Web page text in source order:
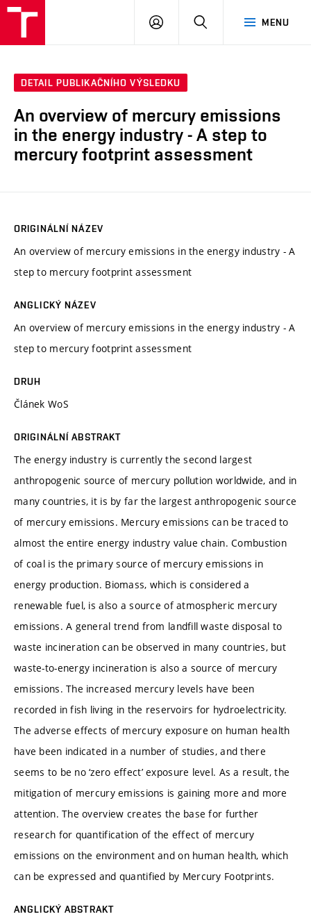
MENU
PŘIHLÁSIT
DETAIL PUBLIKAČNÍHO VÝSLEDKU
An overview of mercury emissions
in the energy industry - A step to
mercury footprint assessment
ORIGINÁLNÍ NÁZEV
An overview of mercury emissions in the energy industry - A
step to mercury footprint assessment
ANGLICKÝ NÁZEV
An overview of mercury emissions in the energy industry - A
step to mercury footprint assessment
DRUH
Článek WoS
ORIGINÁLNÍ ABSTRAKT
The energy industry is currently the second largest
anthropogenic source of mercury pollution worldwide, and in
many countries, it is by far the largest anthropogenic source
of mercury emissions. Mercury emissions can be traced to
almost the entire energy industry value chain. Combustion
of coal is the primary source of mercury emissions in
energy production. Biomass, which is considered a
renewable fuel, is also a source of atmospheric mercury
emissions. A general trend from landfill waste disposal to
waste incineration can be observed in many countries, but
waste-to-energy incineration is also a source of mercury
emissions. The increased mercury levels have been
recorded in fish living in the reservoirs for hydroelectricity.
The adverse effects of mercury exposure on human health
have been indicated in a number of studies, and there
seems to be no ‘zero effect’ exposure level. As a result, the
mitigation of mercury emissions is gaining more and more
attention. The overview creates the base for further
research for quantification of the effect of mercury
emissions on the environment and on human health, which
can be expressed and quantified by Mercury Footprints.
ANGLICKÝ ABSTRAKT